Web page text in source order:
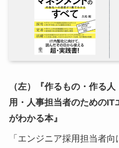
（左）『作るもの・作る
用・人事担当者のためのIT
がわかる本』
「エンジニア採用担当者